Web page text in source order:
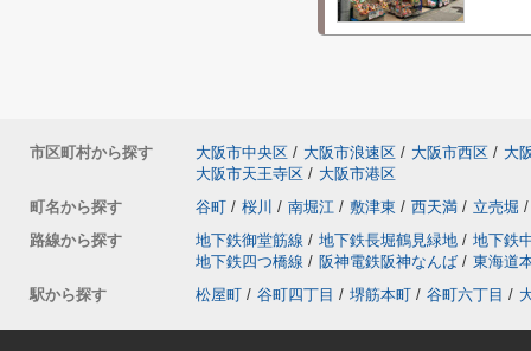
市区町村から探す 大阪市中央区 / 大阪市浪速区 / 大阪市西区 / 大
大阪市天王寺区 / 大阪市港区
町名から探す
谷町 / 桜川 / 南堀江 / 敷津東 / 西天満 / 立売堀 /
路線から探す
地下鉄御堂筋線 / 地下鉄長堀鶴見緑地 / 地下鉄
地下鉄四つ橋線 / 阪神電鉄阪神なんば / 東海道
駅から探す
松屋町 / 谷町四丁目 / 堺筋本町 / 谷町六丁目 /